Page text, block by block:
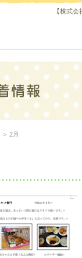
【株式
> 2月